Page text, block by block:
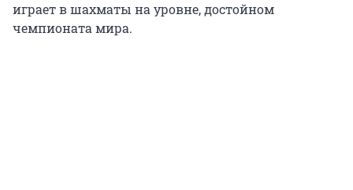
играет в шахматы на уровне, достойном
чемпионата мира.